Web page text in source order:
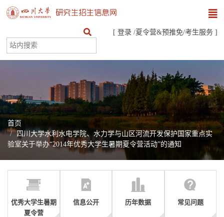
[ 登录 /夏令营&预推免/考生服务 ]
首页
四川大学水利水电学院、水力学与山区河流开发保护国家重点实
验室关于举办“2014年优秀大学生暑期夏令营活动”的通知
优秀大学生暑期
夏令营
信息公开 历年数据 常见问题